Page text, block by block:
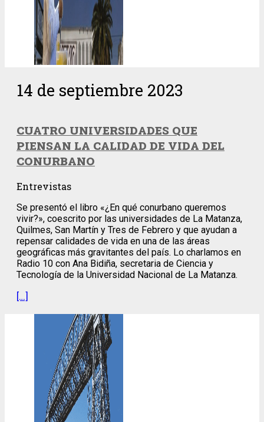
14 de septiembre 2023
CUATRO UNIVERSIDADES QUE
PIENSAN LA CALIDAD DE VIDA DEL
CONURBANO
Entrevistas
Se presentó el libro «¿En qué conurbano queremos
vivir?», coescrito por las universidades de La Matanza,
Quilmes, San Martín y Tres de Febrero y que ayudan a
repensar calidades de vida en una de las áreas
geográficas más gravitantes del país. Lo charlamos en
Radio 10 con Ana Bidiña, secretaria de Ciencia y
Tecnología de la Universidad Nacional de La Matanza.
[…]